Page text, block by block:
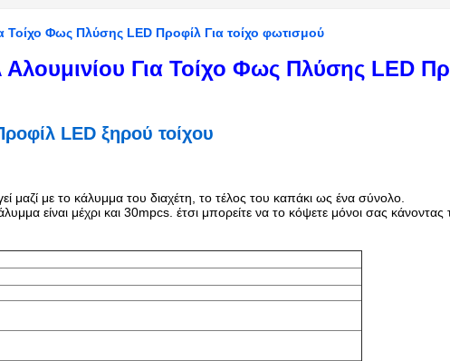
Τοίχο Φως Πλύσης LED Προφίλ Για τοίχο φωτισμού
Για Τοίχο Φως Πλύσης LED
LED ξηρού τοίχου
μαζί με το κάλυμμα του διαχέτη, το τέλος του καπάκι ως ένα σύνολο.
είναι μέχρι και 30mpcs. έτσι μπορείτε να το κόψετε μόνοι σας